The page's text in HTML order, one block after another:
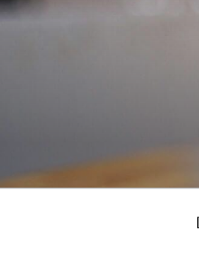
Aller